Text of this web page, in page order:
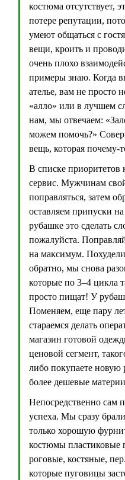
костюма отсутствует,
потере репутации,
умеют общаться с
вещи, кроить и
очень плохо
примеры знаю. Когда
ателье, вам не просто
«алло» или в лучшем
нам, мы отвечаем:
можем помочь?»
вещь, которая почему-
В списке приоритетов
сервис. Мужчинам
поправляться, затем
оставляем припуски
рубашке это сделать
пожалуйста.
на максимум.
обратно, мы снова
которые по 3–4 цикла
просто пищат! У
Поменяем, еще пару
стараемся делать
магазин готовой
ценовой сегмент,
либо покупаете новую
более дешевые
Непосредственно сам
успеха. Мы сразу
только хорошую
костюмы пластиковые
роговые, костяные,
которые пуговицы